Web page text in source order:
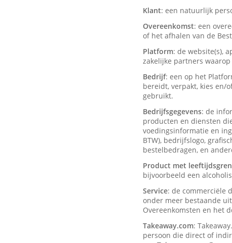
Klant: een natuurlijk
Overeenkomst: een
of het afhalen van de
Platform: de website(s),
zakelijke partners
Bedrijf: een op het
bereidt, verpakt, kies en/
gebruikt.
Bedrijfsgegevens: de
producten en diensten
voedingsinformatie en
BTW), bedrijfslogo,
bestelbedragen, en
Product met
bijvoorbeeld een
Service: de commerciële
onder meer bestaande
Overeenkomsten en het
Takeaway.com:
persoon die direct of